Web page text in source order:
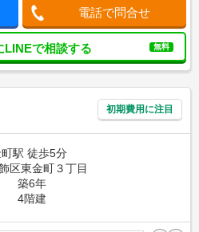
電話で問合せ
LINEで相談する 無料
初期費用に注目
駅 徒歩5分
区東金町３丁目
築6年
4階建